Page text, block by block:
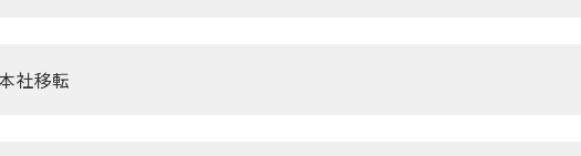
社移転